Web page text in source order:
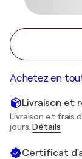
Achetez en
Livraison et
Livraison et frais
jours.Détails
Certificat